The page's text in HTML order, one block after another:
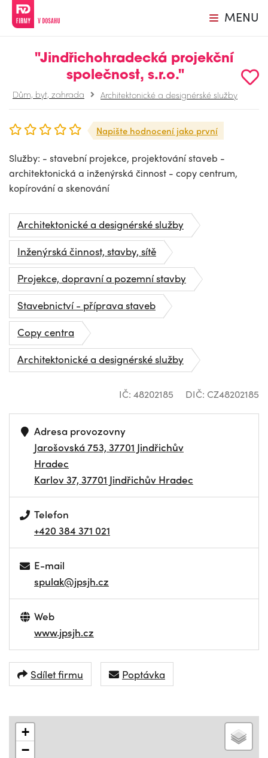
MENU
"Jindřichohradecká projekční
společnost, s.r.o."
Dům, byt, zahrada Architektonické a designérské služby
Napište hodnocení jako první
Služby: - stavební projekce, projektování staveb -
architektonická a inženýrská činnost - copy centrum,
kopírování a skenování
Architektonické a designérské služby
Inženýrská činnost, stavby, sítě
Projekce, dopravní a pozemní stavby
Stavebnictví - příprava staveb
Copy centra
Architektonické a designérské služby
IČ: 48202185 DIČ: CZ48202185
Adresa provozovny
Jarošovská 753, 37701 Jindřichův
Hradec
Karlov 37, 37701 Jindřichův Hradec
Telefon
+420 384 371 021
E-mail
spulak@jpsjh.cz
Web
www.jpsjh.cz
Sdílet firmu Poptávka
+
−